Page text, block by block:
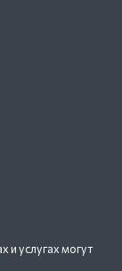
и услугах могут